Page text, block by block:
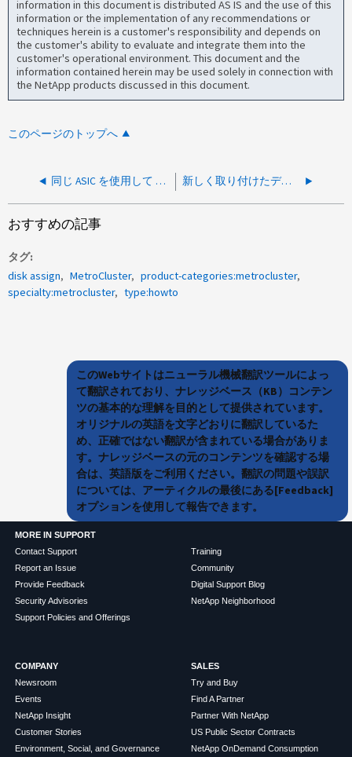
information in this document is distributed AS IS and the use of this
information or the implementation of any recommendations or
techniques herein is a customer's responsibility and depends on
the customer's ability to evaluate and integrate them into the
customer's operational environment. This document and the
information contained herein may be used solely in connection with
the NetApp products discussed in this document.
このページのトップへ
同じ ASIC を使用して MetroCluster の各ファブリックに接続するシステムのアドレス指定と識別方法 新しく取り付けたディスクをADPを使用するMCCIPの正しいノードに割り当てる方法
おすすめの記事
タグ
disk assign
MetroCluster
product-categories:metrocluster
specialty:metrocluster
type:howto
このWebサイトはニューラル機械翻訳ツールによっ
て翻訳されており、ナレッジベース（KB）コンテン
ツの基本的な理解を目的として提供されています。
オリジナルの英語を文字どおりに翻訳しているた
め、正確ではない翻訳が含まれている場合がありま
す。ナレッジベースの元のコンテンツを確認する場
合は、英語版をご利用ください。翻訳の問題や誤訳
については、アーティクルの最後にある[Feedback]
オプションを使用して報告できます。
MORE IN SUPPORT
Contact Support
Report an Issue
Provide Feedback
Security Advisories
Support Policies and Offerings
Training
Community
Digital Support Blog
NetApp Neighborhood
COMPANY
Newsroom
Events
NetApp Insight
Customer Stories
Environment, Social, and Governance
SALES
Try and Buy
Find A Partner
Partner With NetApp
US Public Sector Contracts
NetApp OnDemand Consumption